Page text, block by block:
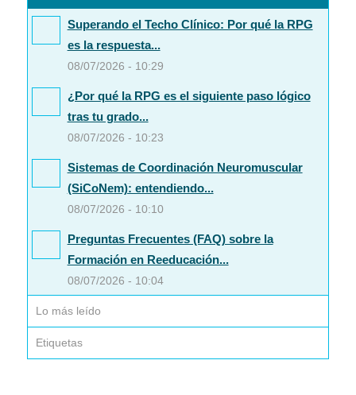
Superando el Techo Clínico: Por qué la RPG
es la respuesta...
08/07/2026 - 10:29
¿Por qué la RPG es el siguiente paso lógico
tras tu grado...
08/07/2026 - 10:23
Sistemas de Coordinación Neuromuscular
(SiCoNem): entendiendo...
08/07/2026 - 10:10
Preguntas Frecuentes (FAQ) sobre la
Formación en Reeducación...
08/07/2026 - 10:04
Lo más leído
Etiquetas